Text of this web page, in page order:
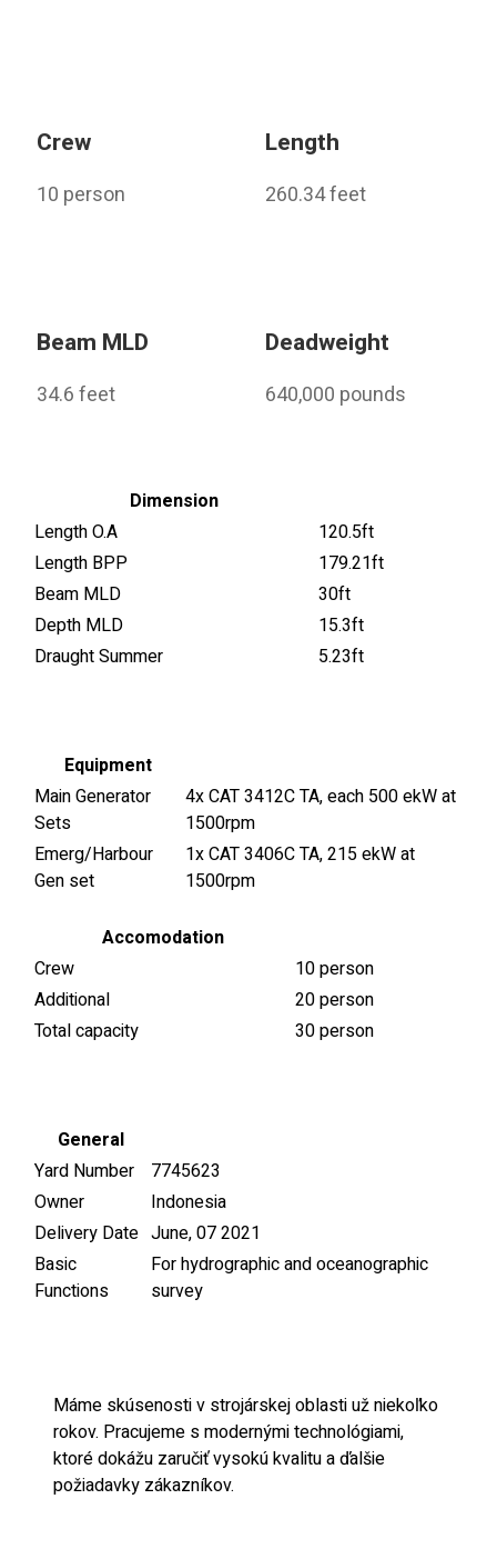
Crew
10 person
Length
260.34 feet
Beam MLD
34.6 feet
Deadweight
640,000 pounds
Dimension
Length O.A
120.5ft
Length BPP
179.21ft
Beam MLD
30ft
Depth MLD
15.3ft
Draught Summer
5.23ft
Equipment
Main Generator
Sets
4x CAT 3412C TA, each 500 ekW at
1500rpm
Emerg/Harbour
Gen set
1x CAT 3406C TA, 215 ekW at
1500rpm
Accomodation
Crew
10 person
Additional
20 person
Total capacity
30 person
General
Yard Number
7745623
Owner
Indonesia
Delivery Date June, 07 2021
Basic
Functions
For hydrographic and oceanographic
survey
Máme skúsenosti v strojárskej oblasti už niekoľko
rokov. Pracujeme s modernými technológiami,
ktoré dokážu zaručiť vysokú kvalitu a ďalšie
požiadavky zákazníkov.